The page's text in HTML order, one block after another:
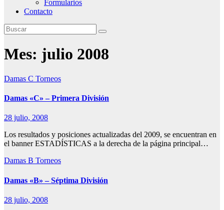
Formularios
Contacto
Mes: julio 2008
Damas C Torneos
Damas «C» – Primera División
28 julio, 2008
Los resultados y posiciones actualizadas del 2009, se encuentran en
el banner ESTADÍSTICAS a la derecha de la página principal…
Damas B Torneos
Damas «B» – Séptima División
28 julio, 2008